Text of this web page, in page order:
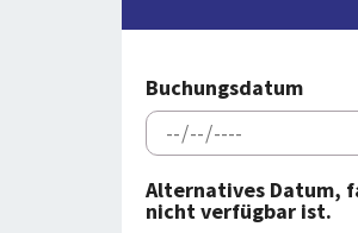
Buchungsdatum
Alternatives Datum,
nicht verfügbar ist.